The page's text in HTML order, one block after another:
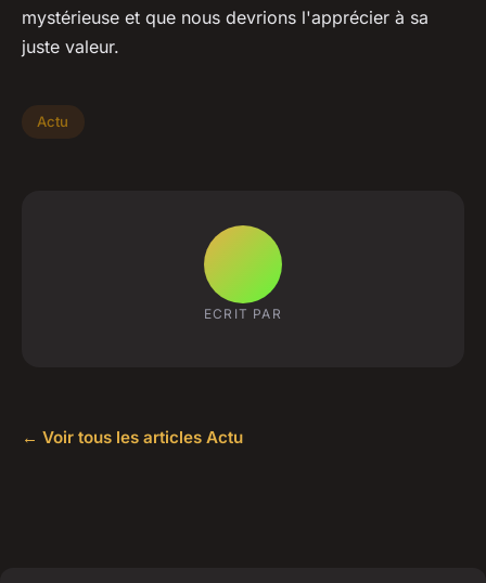
mystérieuse et que nous devrions l'apprécier à sa
juste valeur.
Actu
ECRIT PAR
← Voir tous les articles Actu